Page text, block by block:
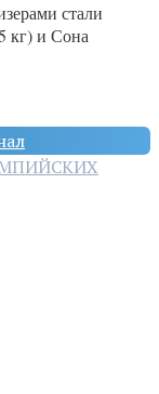
стали
кг) и Сона